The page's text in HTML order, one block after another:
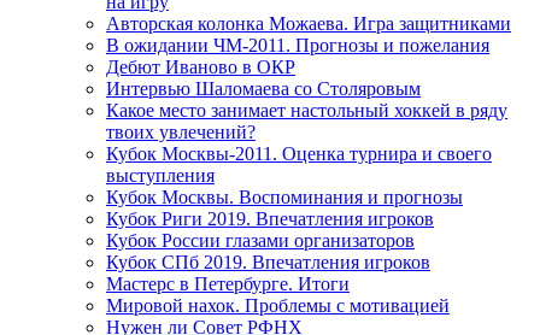
Авторская колонка Можаева. Игра защитниками
В ожидании ЧМ-2011. Прогнозы и пожелания
Дебют Иваново в ОКР
Интервью Шаломаева со Столяровым
Какое место занимает настольный хоккей в ряду
твоих увлечений?
Кубок Москвы-2011. Оценка турнира и своего
выступления
Кубок Москвы. Воспоминания и прогнозы
Кубок Риги 2019. Впечатления игроков
Кубок России глазами организаторов
Кубок СПб 2019. Впечатления игроков
Мастерс в Петербурге. Итоги
Мировой нахок. Проблемы с мотивацией
Нужен ли Совет РФНХ